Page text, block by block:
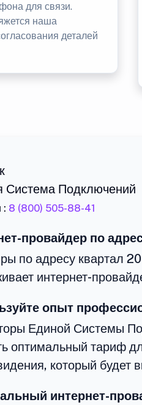
для связи.
наша
деталей
Система Подключений
: 8 (800) 505-88-41
провайдер по
по адресу квартал
интернет-
опыт
Единой Системы
оптимальный тариф
который будет
интернет-